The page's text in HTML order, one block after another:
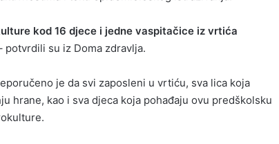
kod 16 djece i jedne vaspitačice iz vrtića
potvrdili su iz Doma zdravlja.
je da svi zaposleni u vrtiću, sva lica koja
hrane, kao i sva djeca koja pohađaju ovu predškolsku